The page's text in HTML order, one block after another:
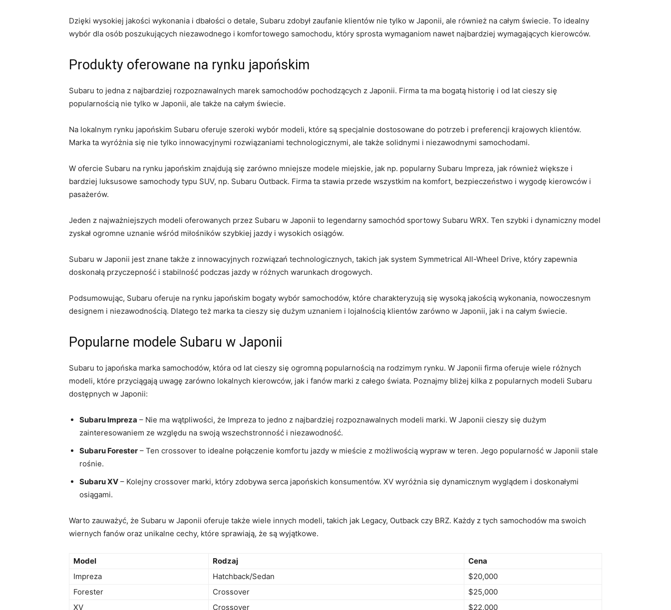
Dzięki wysokiej jakości‌ wykonania ⁤i dbałości​ o detale, Subaru‌ zdobył zaufanie klientów⁢ nie tylko w Japonii, ale również na całym świecie.‌ To ‌idealny
wybór dla‍ osób‍ poszukujących niezawodnego​ i komfortowego samochodu, ‌który sprosta wymaganiom nawet najbardziej wymagających ‌kierowców.
Produkty oferowane na rynku japońskim
Subaru to jedna‍ z ⁤najbardziej rozpoznawalnych marek ​samochodów pochodzących z Japonii. Firma ‍ta ma bogatą historię i od lat cieszy się
popularnością nie tylko ⁤w Japonii, ale także na całym świecie.
Na lokalnym rynku ⁢japońskim Subaru oferuje szeroki wybór modeli,‍ które są ⁢specjalnie dostosowane do potrzeb i preferencji krajowych ‍klientów.
Marka ta wyróżnia się nie tylko innowacyjnymi rozwiązaniami⁣ technologicznymi, ale także solidnymi i‍ niezawodnymi samochodami.
W ⁤ofercie Subaru na rynku japońskim ​znajdują się zarówno mniejsze⁣ modele ‌miejskie, jak ​np.⁣ popularny Subaru Impreza,‌ jak również większe i
bardziej luksusowe samochody ⁣typu SUV, np. Subaru Outback. ‌Firma ta stawia przede wszystkim na komfort, bezpieczeństwo i wygodę ​kierowców i
pasażerów.
Jeden ​z najważniejszych modeli‌ oferowanych przez Subaru w Japonii to legendarny samochód⁣ sportowy Subaru WRX. Ten szybki i dynamiczny model
zyskał ogromne uznanie wśród miłośników szybkiej jazdy i⁤ wysokich osiągów.
Subaru w Japonii jest znane także z‌ innowacyjnych rozwiązań ‌technologicznych, ⁢takich ‌jak system Symmetrical All-Wheel ‌Drive, który zapewnia
doskonałą przyczepność i ​stabilność podczas jazdy w różnych warunkach drogowych.
Podsumowując, Subaru oferuje‍ na rynku⁢ japońskim bogaty wybór samochodów,‍ które charakteryzują ​się wysoką jakością⁣ wykonania,⁤ nowoczesnym
designem⁢ i niezawodnością. Dlatego ⁤też marka ta cieszy⁤ się dużym ⁢uznaniem ‌i lojalnością klientów ⁢zarówno w Japonii,‍ jak i⁢ na całym ⁢świecie.
Popularne modele ​Subaru ⁤w Japonii
Subaru ⁣to japońska marka samochodów, która od lat cieszy się ogromną popularnością‌ na rodzimym ⁣rynku. W ⁤Japonii firma oferuje wiele różnych
modeli, które⁢ przyciągają uwagę⁤ zarówno ‍lokalnych kierowców, jak ⁢i fanów marki z całego ⁢świata. Poznajmy bliżej kilka⁣ z popularnych modeli Subaru
dostępnych ‍w Japonii:
Subaru ‌Impreza – Nie ma wątpliwości,⁢ że Impreza‌ to⁤ jedno z najbardziej rozpoznawalnych‌ modeli marki. W Japonii‌ cieszy się dużym‌
zainteresowaniem ⁣ze​ względu na swoją wszechstronność i niezawodność.
Subaru ‌Forester – Ten crossover to idealne połączenie ‌komfortu jazdy w mieście ‍z możliwością⁣ wypraw w⁤ teren. Jego popularność w ‌Japonii stale
rośnie.
Subaru ‌XV ⁢– Kolejny‌ crossover marki, który zdobywa serca japońskich⁢ konsumentów.⁣ XV wyróżnia się‍ dynamicznym ⁤wyglądem i ⁢doskonałymi⁣
osiągami.
Warto zauważyć,⁤ że Subaru w ‌Japonii ​oferuje także ⁢wiele innych modeli, takich jak⁣ Legacy, ‌Outback czy BRZ. Każdy z tych‍ samochodów ma ‌swoich​
wiernych ‌fanów oraz unikalne cechy,⁤ które ⁢sprawiają, ​że są​ wyjątkowe.
Model Rodzaj
Cena
Impreza
Hatchback/Sedan
$20,000
Forester
Crossover
$25,000
XV
Crossover $22,000